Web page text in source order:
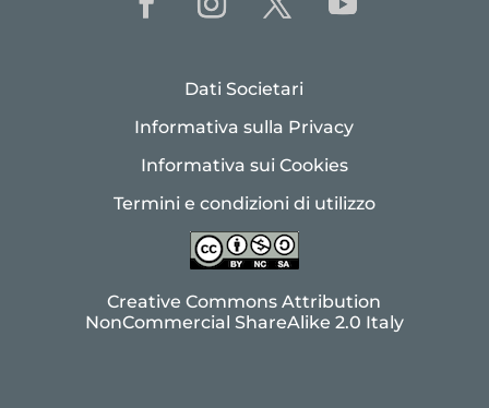
Dati Societari
Informativa sulla Privacy
Informativa sui Cookies
Termini e condizioni di utilizzo
Creative Commons Attribution
NonCommercial ShareAlike 2.0 Italy